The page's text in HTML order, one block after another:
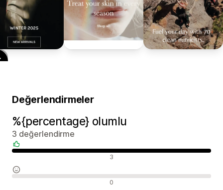
Değerlendirmeler
%{percentage} olumlu
3 değerlendirme
3
0